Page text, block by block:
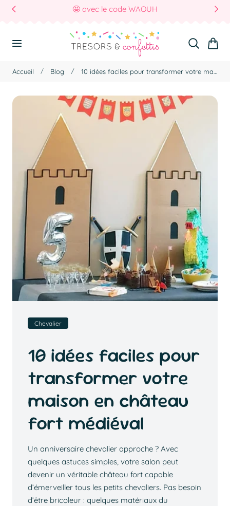
Au Contenu 🤩 avec le code WAOUH
Panier
Accueil Blog 10 idées faciles pour transformer votre maison en château fort médiéval
Chevalier
10 idées faciles pour
transformer votre
maison en château
fort médiéval
Un anniversaire chevalier approche ? Avec
quelques astuces simples, votre salon peut
devenir un véritable château fort capable
d’émerveiller tous les petits chevaliers. Pas besoin
d’être bricoleur : quelques matériaux du